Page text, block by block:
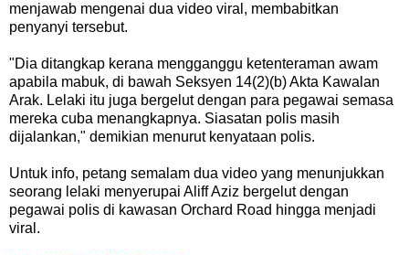
menjawab mengenai dua video viral, membabitkan
penyanyi tersebut.
"Dia ditangkap kerana mengganggu ketenteraman awam
apabila mabuk, di bawah Seksyen 14(2)(b) Akta Kawalan
Arak. Lelaki itu juga bergelut dengan para pegawai semasa
mereka cuba menangkapnya. Siasatan polis masih
dijalankan," demikian menurut kenyataan polis.
Untuk info, petang semalam dua video yang menunjukkan
seorang lelaki menyerupai Aliff Aziz bergelut dengan
pegawai polis di kawasan Orchard Road hingga menjadi
viral.